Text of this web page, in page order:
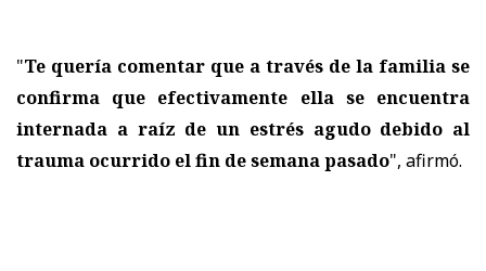
"Te quería comentar que a través de la familia se
confirma que efectivamente ella se encuentra
internada a raíz de un estrés agudo debido al
trauma ocurrido el fin de semana pasado", afirmó.